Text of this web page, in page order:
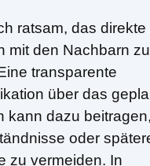
ratsam, das direkte
mit den Nachbarn zu
transparente
über das
kann dazu beitragen,
oder
zu vermeiden. In